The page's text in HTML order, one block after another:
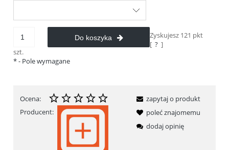
szt.
Do koszyka Zyskujesz 121 pkt
[ ? ]
*- Pole wymagane
Ocena:
Producent:
zapytaj o produkt
poleć znajomemu
dodaj opinię